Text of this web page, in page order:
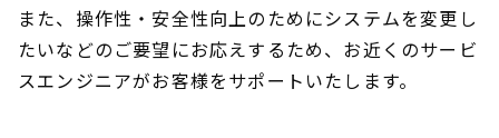
また、操作性・安全性向上のためにシステムを変更し
たいなどのご要望にお応えするため、お近くのサービ
スエンジニアがお客様をサポートいたします。